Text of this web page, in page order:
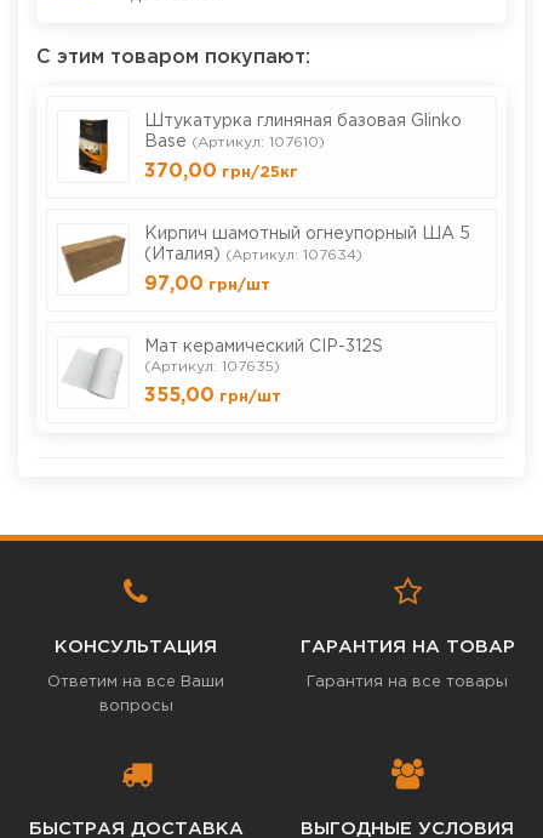
С этим товаром покупают:
Штукатурка глиняная базовая Glinko
Base (Артикул: 107610)
370,00 грн/25кг
Кирпич шамотный огнеупорный ША 5
(Италия) (Артикул: 107634)
97,00 грн/шт
Мат керамический СІР-312S
(Артикул: 107635)
355,00 грн/шт
КОНСУЛЬТАЦИЯ
Ответим на все Ваши
вопросы
ГАРАНТИЯ НА ТОВАР
Гарантия на все товары
БЫСТРАЯ ДОСТАВКА ВЫГОДНЫЕ УСЛОВИЯ